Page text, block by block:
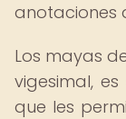
anotaciones
Los mayas
vigesimal,
que les